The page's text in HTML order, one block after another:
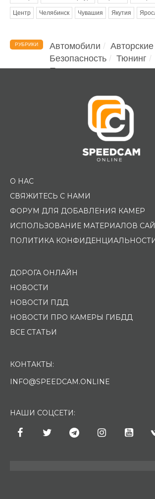
Центр Челябинск Чувашия Якутия
РУБРИКИ Автомобили
Авторские
Безопасность
Тюнинг
Помощь водителю
О НАС
СВЯЖИТЕСЬ С НАМИ
ФОРУМ ДЛЯ ДОБАВЛЕНИЯ КАМЕР
ИСПОЛЬЗОВАНИЕ МАТЕРИАЛОВ
ПОЛИТИКА
ДОРОГА ОНЛАЙН
НОВОСТИ
НОВОСТИ ПДД
НОВОСТИ ПРО КАМЕРЫ ГИБДД
ВСЕ СТАТЬИ
КОНТАКТЫ:
INFO@SPEEDCAM.ONLINE
НАШИ СОЦСЕТИ: